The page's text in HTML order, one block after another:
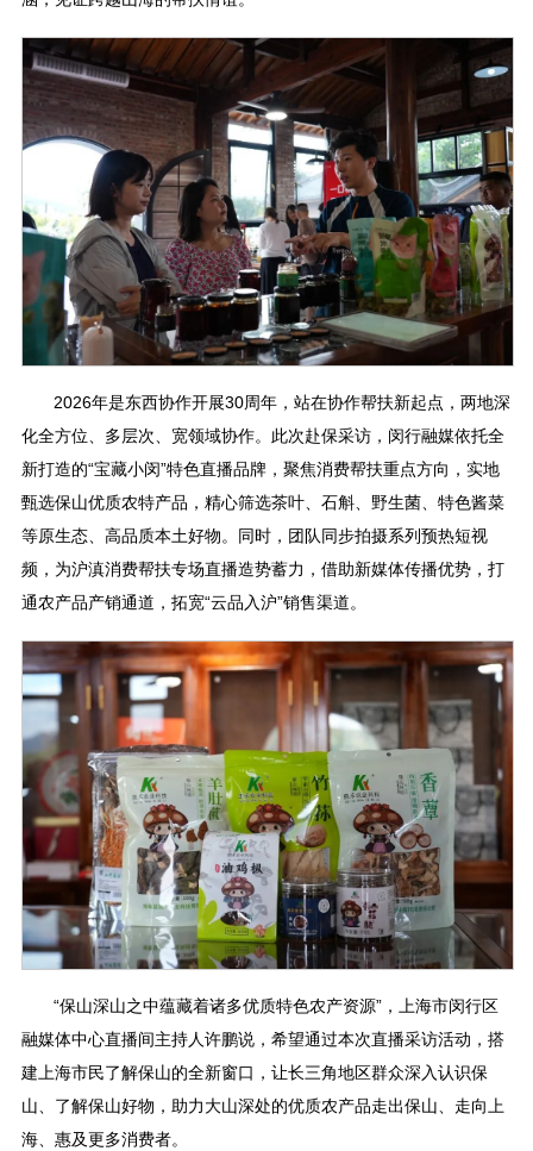
2026年是东西协作开展30周年，站在协作帮扶新起点，两地深
化全方位、多层次、宽领域协作。此次赴保采访，闵行融媒依托全
新打造的“宝藏小闵”特色直播品牌，聚焦消费帮扶重点方向，实地
甄选保山优质农特产品，精心筛选茶叶、石斛、野生菌、特色酱菜
等原生态、高品质本土好物。同时，团队同步拍摄系列预热短视
频，为沪滇消费帮扶专场直播造势蓄力，借助新媒体传播优势，打
通农产品产销通道，拓宽“云品入沪”销售渠道。
“保山深山之中蕴藏着诸多优质特色农产资源”，上海市闵行区
融媒体中心直播间主持人许鹏说，希望通过本次直播采访活动，搭
建上海市民了解保山的全新窗口，让长三角地区群众深入认识保
山、了解保山好物，助力大山深处的优质农产品走出保山、走向上
海、惠及更多消费者。